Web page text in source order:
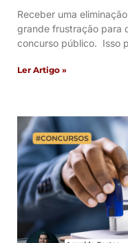
Receber uma
grande frustração para
concurso público. Isso
Ler Artigo »